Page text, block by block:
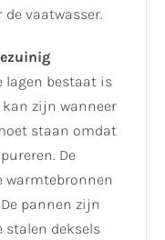
vaatwasser.
lagen bestaat is
zijn wanneer
staan omdat
De
warmtebronnen
pannen zijn
stalen deksels